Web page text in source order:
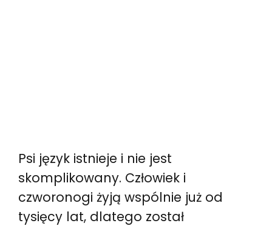
Psi język istnieje i nie jest
skomplikowany. Człowiek i
czworonogi żyją wspólnie już od
tysięcy lat, dlatego został